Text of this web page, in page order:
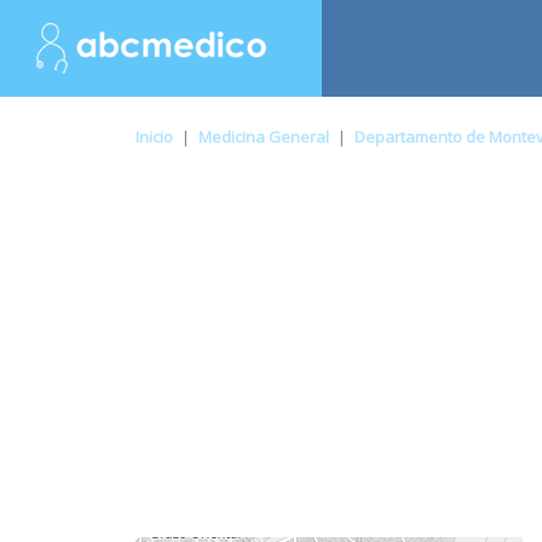
Inicio | Medicina General | Departamento de